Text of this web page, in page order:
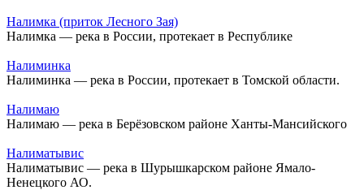
Налимка (приток Лесного Зая)
Налимка — река в России, протекает в Республике
Налиминка
Налиминка — река в России, протекает в Томской области.
Налимаю
Налимаю — река в Берёзовском районе Ханты-Мансийского
Налиматывис
Налиматывис — река в Шурышкарском районе Ямало-
Ненецкого АО.